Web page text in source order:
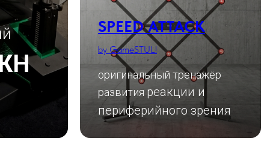
SPEED ATTACK
by GameSTUL!
оригинальный тренажёр
развития реакции и
периферийного зрения